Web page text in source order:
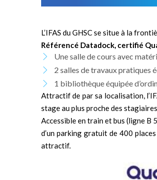
L’IFAS du GHSC se situe à la
Référencé Datadock, certifié
Une salle de cours avec
2 salles de travaux pratiques
1 bibliothèque équipée
Attractif de par sa localisation,
stage au plus proche des
Accessible en train et bus (ligne B
d’un parking gratuit de 400
attractif.